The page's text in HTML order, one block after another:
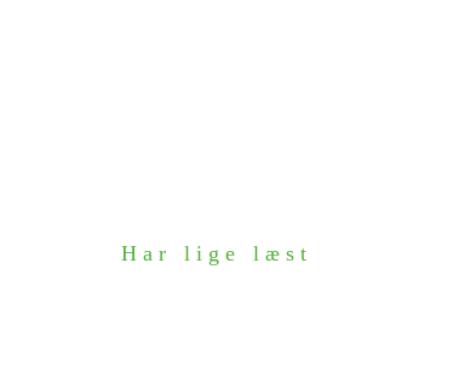
Har lige læst